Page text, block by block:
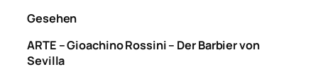
Gesehen
ARTE – Gioachino Rossini – Der Barbier von
Sevilla